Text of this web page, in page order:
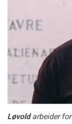
Løvoldarbeider for